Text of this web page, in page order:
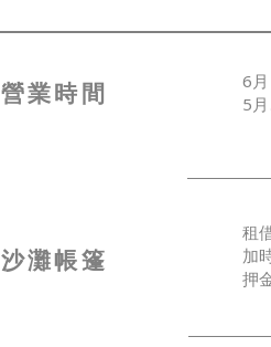
營業時間
6
5
沙灘帳篷
租
加
押